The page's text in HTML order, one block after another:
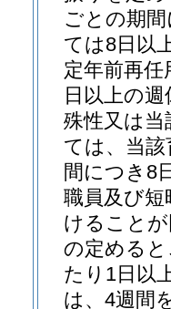
ごとの期
ては8日以
定年前再
日以上の週
殊性又は当
ては、当
間につき8
職員及び
けること
の定める
たり1日以
は、4週間